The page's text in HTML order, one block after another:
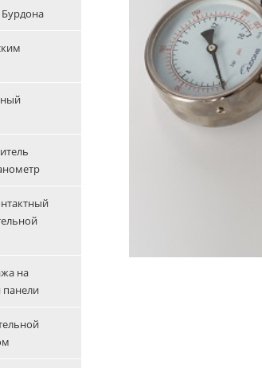
на
панели